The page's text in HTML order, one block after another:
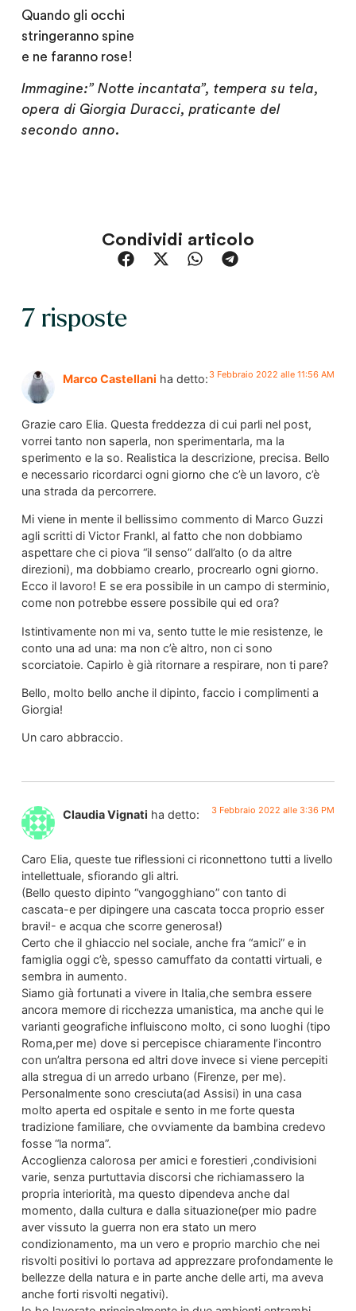
Quando gli occhi
stringeranno spine
e ne faranno rose!
Immagine:” Notte incantata”, tempera su tela,
opera di Giorgia Duracci, praticante del
secondo anno.
Condividi articolo
7 risposte
Marco Castellani ha detto: 3 Febbraio 2022 alle 11:56 AM
Grazie caro Elia. Questa freddezza di cui parli nel post,
vorrei tanto non saperla, non sperimentarla, ma la
sperimento e la so. Realistica la descrizione, precisa. Bello
e necessario ricordarci ogni giorno che c’è un lavoro, c’è
una strada da percorrere.
Mi viene in mente il bellissimo commento di Marco Guzzi
agli scritti di Victor Frankl, al fatto che non dobbiamo
aspettare che ci piova “il senso” dall’alto (o da altre
direzioni), ma dobbiamo crearlo, procrearlo ogni giorno.
Ecco il lavoro! E se era possibile in un campo di sterminio,
come non potrebbe essere possibile qui ed ora?
Istintivamente non mi va, sento tutte le mie resistenze, le
conto una ad una: ma non c’è altro, non ci sono
scorciatoie. Capirlo è già ritornare a respirare, non ti pare?
Bello, molto bello anche il dipinto, faccio i complimenti a
Giorgia!
Un caro abbraccio.
Claudia Vignati ha detto: 3 Febbraio 2022 alle 3:36 PM
Caro Elia, queste tue riflessioni ci riconnettono tutti a livello
intellettuale, sfiorando gli altri.
(Bello questo dipinto “vangogghiano” con tanto di
cascata-e per dipingere una cascata tocca proprio esser
bravi!- e acqua che scorre generosa!)
Certo che il ghiaccio nel sociale, anche fra “amici” e in
famiglia oggi c’è, spesso camuffato da contatti virtuali, e
sembra in aumento.
Siamo già fortunati a vivere in Italia,che sembra essere
ancora memore di ricchezza umanistica, ma anche qui le
varianti geografiche influiscono molto, ci sono luoghi (tipo
Roma,per me) dove si percepisce chiaramente l’incontro
con un’altra persona ed altri dove invece si viene percepiti
alla stregua di un arredo urbano (Firenze, per me).
Personalmente sono cresciuta(ad Assisi) in una casa
molto aperta ed ospitale e sento in me forte questa
tradizione familiare, che ovviamente da bambina credevo
fosse “la norma”.
Accoglienza calorosa per amici e forestieri ,condivisioni
varie, senza purtuttavia discorsi che richiamassero la
propria interiorità, ma questo dipendeva anche dal
momento, dalla cultura e dalla situazione(per mio padre
aver vissuto la guerra non era stato un mero
condizionamento, ma un vero e proprio marchio che nei
risvolti positivi lo portava ad apprezzare profondamente le
bellezze della natura e in parte anche delle arti, ma aveva
anche forti risvolti negativi).